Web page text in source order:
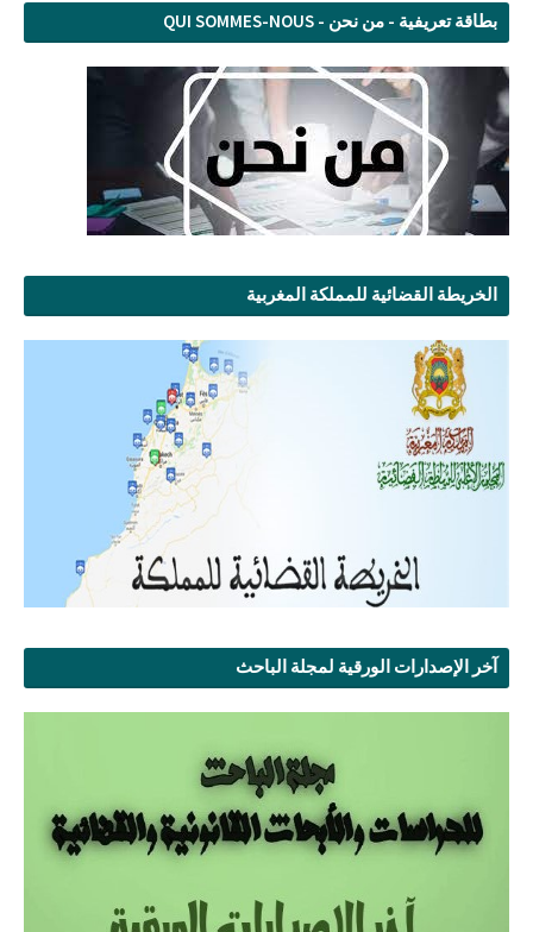
بطاقة تعريفية - من نحن - QUI SOMMES-NOUS
الخريطة القضائية للمملكة المغربية
آخر الإصدارات الورقية لمجلة الباحث